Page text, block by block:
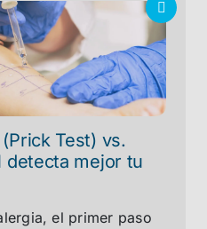
Test) vs.
detecta mejor tu
el primer paso